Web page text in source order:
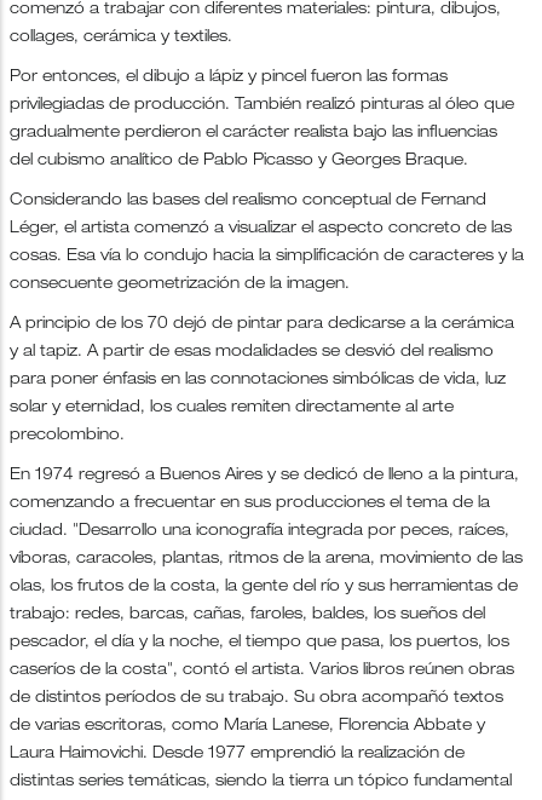
comenzó a trabajar con diferentes materiales: pintura, dibujos,
collages, cerámica y textiles.
Por entonces, el dibujo a lápiz y pincel fueron las formas
privilegiadas de producción. También realizó pinturas al óleo que
gradualmente perdieron el carácter realista bajo las influencias
del cubismo analítico de Pablo Picasso y Georges Braque.
Considerando las bases del realismo conceptual de Fernand
Léger, el artista comenzó a visualizar el aspecto concreto de las
cosas. Esa vía lo condujo hacia la simplificación de caracteres y la
consecuente geometrización de la imagen.
A principio de los 70 dejó de pintar para dedicarse a la cerámica
y al tapiz. A partir de esas modalidades se desvió del realismo
para poner énfasis en las connotaciones simbólicas de vida, luz
solar y eternidad, los cuales remiten directamente al arte
precolombino.
En 1974 regresó a Buenos Aires y se dedicó de lleno a la pintura,
comenzando a frecuentar en sus producciones el tema de la
ciudad. "Desarrollo una iconografía integrada por peces, raíces,
víboras, caracoles, plantas, ritmos de la arena, movimiento de las
olas, los frutos de la costa, la gente del río y sus herramientas de
trabajo: redes, barcas, cañas, faroles, baldes, los sueños del
pescador, el día y la noche, el tiempo que pasa, los puertos, los
caseríos de la costa", contó el artista. Varios libros reúnen obras
de distintos períodos de su trabajo. Su obra acompañó textos
de varias escritoras, como María Lanese, Florencia Abbate y
Laura Haimovichi. Desde 1977 emprendió la realización de
distintas series temáticas, siendo la tierra un tópico fundamental